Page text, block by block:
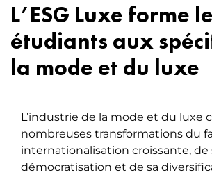
L’ESG Luxe forme
étudiants aux
la mode et du luxe
L’industrie de la mode et du luxe
nombreuses transformations du
internationalisation croissante, de
démocratisation et de sa